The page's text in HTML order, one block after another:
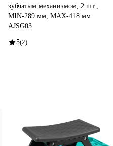
зубчатым механизмом, 2 шт.,
MIN-289 мм, MAX-418 мм
AJSG03
5(2)